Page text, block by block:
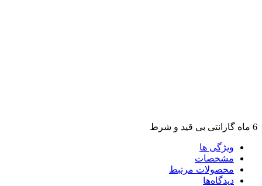
6 ماه گارانتی بی قید و شرط
ویژگی ها
مشخصات
محصولات مرتبط
دیدگاه‌ها